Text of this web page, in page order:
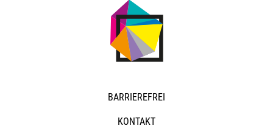
BARRIEREFREI
KONTAKT